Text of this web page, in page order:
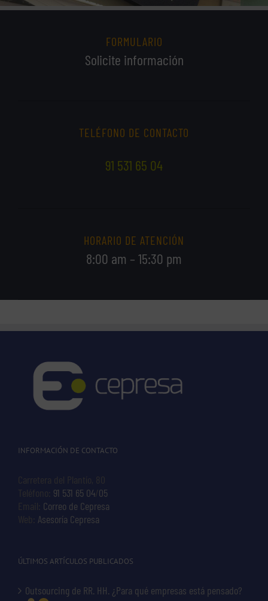
FORMULARIO
Solicite información
TELÉFONO DE CONTACTO
91 531 65 04
HORARIO DE ATENCIÓN
8:00 am – 15:30 pm
INFORMACIÓN DE CONTACTO
Carretera del Plantío, 80
Teléfono: 91 531 65 04 05
Email: Correo de Cepresa
Web: Asesoría Cepresa
ÚLTIMOS ARTÍCULOS PUBLICADOS
Outsourcing de RR. HH. ¿Para qué empresas está pensado?